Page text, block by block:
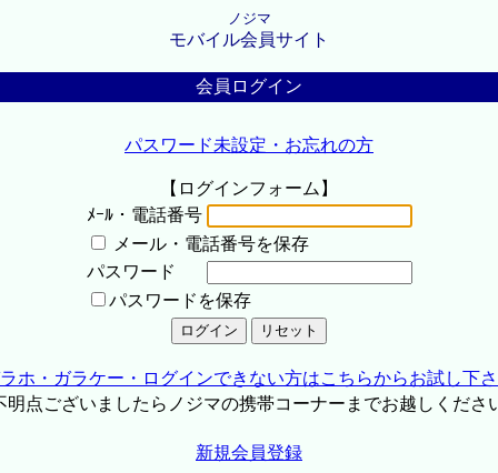
ノジマ
モバイル会員サイト
会員ログイン
パスワード未設定・お忘れの方
【ログインフォーム】
ﾒｰﾙ・電話番号
メール・電話番号を保存
パスワード
パスワードを保存
ホ・ガラケー・ログインできない方はこちらからお試し下
点ございましたらノジマの携帯コーナーまでお越しくださ
新規会員登録